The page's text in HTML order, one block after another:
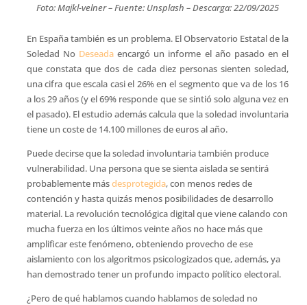
Foto: Majkl-velner – Fuente: Unsplash – Descarga: 22/09/2025
En España también es un problema. El Observatorio Estatal de la
Soledad No Deseada encargó un informe el año pasado en el
que constata que dos de cada diez personas sienten soledad,
una cifra que escala casi el 26% en el segmento que va de los 16
a los 29 años (y el 69% responde que se sintió solo alguna vez en
el pasado). El estudio además calcula que la soledad involuntaria
tiene un coste de 14.100 millones de euros al año.
Puede decirse que la soledad involuntaria también produce
vulnerabilidad. Una persona que se sienta aislada se sentirá
probablemente másdesprotegida, con menos redes de
contención y hasta quizás menos posibilidades de desarrollo
material. La revolución tecnológica digital que viene calando con
mucha fuerza en los últimos veinte años no hace más que
amplificar este fenómeno, obteniendo provecho de ese
aislamiento con los algoritmos psicologizados que, además, ya
han demostrado tener un profundo impacto político electoral.
¿Pero de qué hablamos cuando hablamos de soledad no